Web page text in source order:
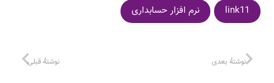
link11 نرم افزار حسابداری
نوشتهٔ قبلی نوشتهٔ بعدی